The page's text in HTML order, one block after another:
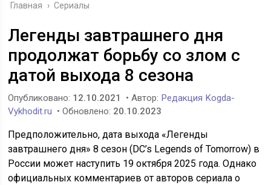
Главная › Сериалы
Легенды завтрашнего дня
продолжат борьбу со злом с
датой выхода 8 сезона
Опубликовано: 12.10.2021 • Автор: Редакция Kogda-
Vykhodit.ru • Обновлено: 20.10.2023
Предположительно, дата выхода «Легенды
завтрашнего дня» 8 сезон (DC’s Legends of Tomorrow) в
России может наступить 19 октября 2025 года. Однако
официальных комментариев от авторов сериала о